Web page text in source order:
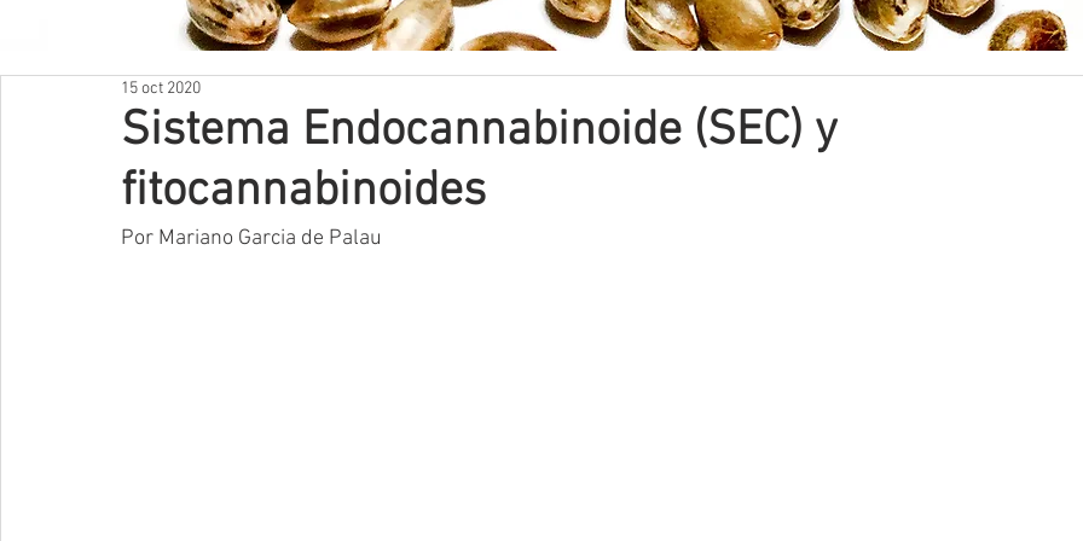
NUESTRAS REDES
Sistema Endocannabinoide (SEC) y
fitocannabinoides
15 oct 2020
Por Mariano Garcia de Palau